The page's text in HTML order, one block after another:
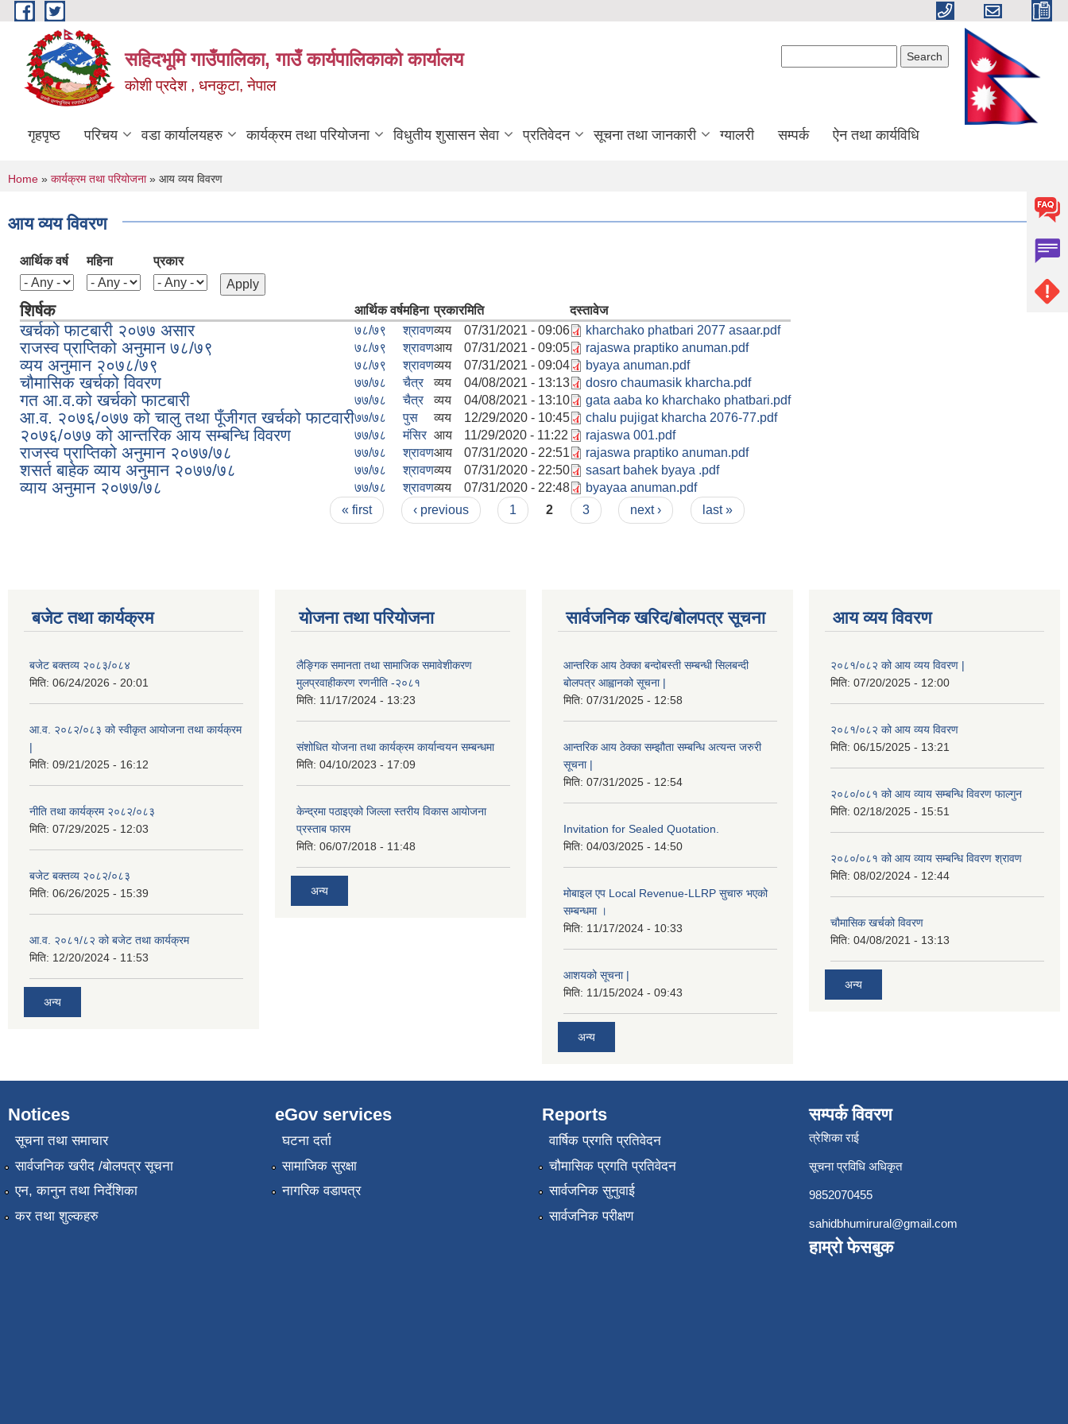
Skip to main content
सहिदभूमि गाउँपालिका, गाउँ कार्यपालिकाको कार्यालय
कोशी प्रदेश , धनकुटा, नेपाल
गृहपृष्ठ परिचय वडा कार्यालयहरु कार्यक्रम तथा परियोजना विधुतीय शुसासन सेवा प्रतिवेदन सूचना तथा जानकारी ग्यालरी सम्पर्क ऐन तथा कार्यविधि
You are here
Home » कार्यक्रम तथा परियोजना» आय व्यय विवरण
आय व्यय विवरण
आर्थिक वर्ष महिना प्रकार
शिर्षक आर्थिक वर्षमहिना प्रकारमिति दस्तावेज
खर्चको फाटबारी २०७७ असार ७८/७९ श्रावणव्यय 07/31/2021 - 09:06 kharchako phatbari 2077 asaar.pdf
राजस्व प्राप्तिको अनुमान ७८/७९ ७८/७९ श्रावणआय 07/31/2021 - 09:05 rajaswa praptiko anuman.pdf
व्यय अनुमान २०७८/७९ ७८/७९ श्रावणव्यय 07/31/2021 - 09:04 byaya anuman.pdf
चौमासिक खर्चको विवरण ७७/७८ चैत्र व्यय 04/08/2021 - 13:13 dosro chaumasik kharcha.pdf
गत आ.व.को खर्चको फाटबारी ७७/७८ चैत्र व्यय 04/08/2021 - 13:10 gata aaba ko kharchako phatbari.pdf
आ.व. २०७६/०७७ को चालु तथा पूँजीगत खर्चको फाटवारी७७/७८ पुस व्यय 12/29/2020 - 10:45 chalu pujigat kharcha 2076-77.pdf
२०७६/०७७ को आन्तरिक आय सम्बन्धि विवरण ७७/७८ मंसिर आय 11/29/2020 - 11:22 rajaswa 001.pdf
राजस्व प्राप्तिको अनुमान २०७७/७८ ७७/७८ श्रावणआय 07/31/2020 - 22:51 rajaswa praptiko anuman.pdf
शसर्त बाहेक व्याय अनुमान २०७७/७८ ७७/७८ श्रावणव्यय 07/31/2020 - 22:50 sasart bahek byaya .pdf
व्याय अनुमान २०७७/७८ ७७/७८ श्रावणव्यय 07/31/2020 - 22:48 byayaa anuman.pdf
« first ‹ previous 1 2 3 next › last »
बजेट तथा कार्यक्रम
बजेट बक्तव्य २०८३/०८४
मिति: 06/24/2026 - 20:01
आ.व. २०८२/०८३ को स्वीकृत आयोजना तथा कार्यक्रम
|
मिति: 09/21/2025 - 16:12
नीति तथा कार्यक्रम २०८२/०८३
मिति: 07/29/2025 - 12:03
बजेट बक्तव्य २०८२/०८३
मिति: 06/26/2025 - 15:39
आ.व. २०८१/८२ को बजेट तथा कार्यक्रम
मिति: 12/20/2024 - 11:53
अन्य
योजना तथा परियोजना
लैङ्गिक समानता तथा सामाजिक समावेशीकरण
मुलप्रवाहीकरण रणनीति -२०८१
मिति: 11/17/2024 - 13:23
संशोधित योजना तथा कार्यक्रम कार्यान्वयन सम्बन्धमा
मिति: 04/10/2023 - 17:09
केन्द्रमा पठाइएको जिल्ला स्तरीय विकास आयोजना
प्रस्ताब फारम
मिति: 06/07/2018 - 11:48
अन्य
सार्वजनिक खरिद/बोलपत्र सूचना
आन्तरिक आय ठेक्का बन्दोबस्ती सम्बन्धी सिलबन्दी
बोलपत्र आह्वानको सूचना |
मिति: 07/31/2025 - 12:58
आन्तरिक आय ठेक्का सम्झौता सम्बन्धि अत्यन्त जरुरी
सूचना |
मिति: 07/31/2025 - 12:54
Invitation for Sealed Quotation.
मिति: 04/03/2025 - 14:50
मोबाइल एप Local Revenue-LLRP सुचारु भएको
सम्बन्धमा ।
मिति: 11/17/2024 - 10:33
आशयको सूचना |
मिति: 11/15/2024 - 09:43
अन्य
आय व्यय विवरण
२०८१/०८२ को आय व्यय विवरण |
मिति: 07/20/2025 - 12:00
२०८१/०८२ को आय व्यय विवरण
मिति: 06/15/2025 - 13:21
२०८०/०८१ को आय व्याय सम्बन्धि विवरण फाल्गुन
मिति: 02/18/2025 - 15:51
२०८०/०८१ को आय व्याय सम्बन्धि विवरण श्रावण
मिति: 08/02/2024 - 12:44
चौमासिक खर्चको विवरण
मिति: 04/08/2021 - 13:13
अन्य
Notices
सूचना तथा समाचार
सार्वजनिक खरीद /बोलपत्र सूचना
एन, कानुन तथा निर्देशिका
कर तथा शुल्कहरु
eGov services
घटना दर्ता
सामाजिक सुरक्षा
नागरिक वडापत्र
Reports
वार्षिक प्रगति प्रतिवेदन
चौमासिक प्रगति प्रतिवेदन
सार्वजनिक सुनुवाई
सार्वजनिक परीक्षण
सम्पर्क विवरण
त्रेशिका राई
सूचना प्रविधि अधिकृत
9852070455
sahidbhumirural@gmail.com
हाम्रो फेसबुक